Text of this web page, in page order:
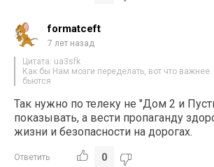
formatceft
7 лет назад
Цитата: ua3sfk
Как бы Нам мозги переделать, вот что
бьются
Так нужно по телеку не "Дом 2 и
показывать, а вести пропаганду
жизни и безопасности на дорогах.
Ответить 0